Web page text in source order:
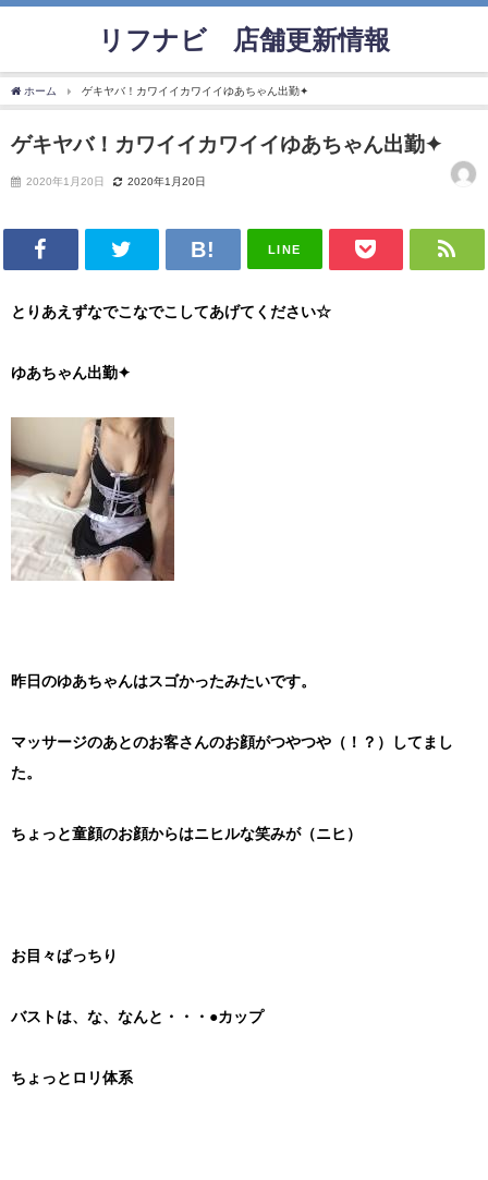
リフナビ®店舗更新情報
ホーム ゲキヤバ！カワイイカワイイゆあちゃん出勤✦
ゲキヤバ！カワイイカワイイゆあちゃん出勤✦
2020年1月20日 2020年1月20日
LINE
とりあえずなでこなでこしてあげてください☆
ゆあちゃん出勤✦
昨日のゆあちゃんはスゴかったみたいです。
マッサージのあとのお客さんのお顔がつやつや（！？）してまし
た。
ちょっと童顔のお顔からはニヒルな笑みが（ニヒ）
お目々ぱっちり
バストは、な、なんと・・・●カップ
ちょっとロリ体系